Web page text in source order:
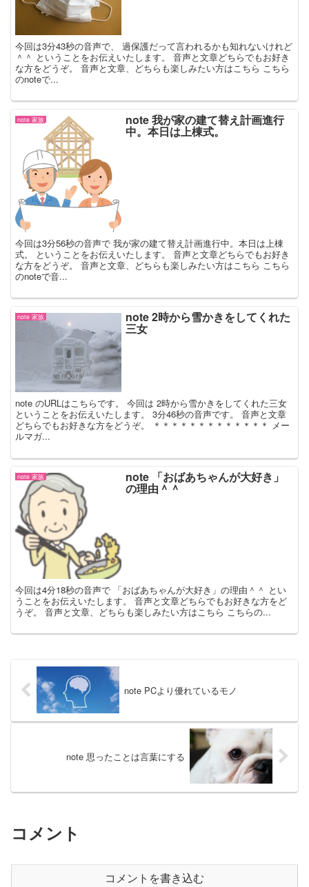
今回は3分43秒の音声で、 過保護だって言われるかも知れないけれど
＾＾ ということをお伝えいたします。 音声と文章どちらでもお好き
な方をどうぞ。 音声と文章、どちらも楽しみたい方はこちら こちら
のnoteで...
note 家族 note 我が家の建て替え計画進行
中。本日は上棟式。
今回は3分56秒の音声で 我が家の建て替え計画進行中。本日は上棟
式。 ということをお伝えいたします。 音声と文章どちらでもお好き
な方をどうぞ。 音声と文章、どちらも楽しみたい方はこちら こちら
のnoteで音...
note 家族 note 2時から雪かきをしてくれた
三女
note のURLはこちらです。 今回は 2時から雪かきをしてくれた三女
ということをお伝えいたします。 3分46秒の音声です。 音声と文章
どちらでもお好きな方をどうぞ。 ＊＊＊＊＊＊＊＊＊＊＊＊＊ メー
ルマガ...
note 家族 note 「おばあちゃんが大好き」
の理由＾＾
今回は4分18秒の音声で 「おばあちゃんが大好き」の理由＾＾ とい
うことをお伝えいたします。 音声と文章どちらでもお好きな方をど
うぞ。 音声と文章、どちらも楽しみたい方はこちら こちらの...
note PCより優れているモノ
note 思ったことは言葉にする
コメント
コメントを書き込む